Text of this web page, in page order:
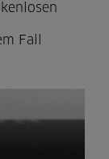
Fall